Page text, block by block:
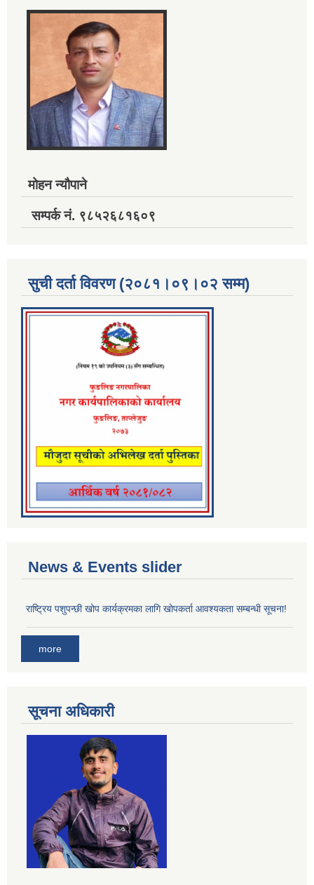
मोहन न्यौपाने
सम्पर्क नं. ९८५२६८१६०९
सुची दर्ता विवरण (२०८१।०९।०२ सम्म)
News & Events slider
राष्ट्रिय पशुपन्छी खोप कार्यक्रमका लागि खोपकर्ता आवश्यकता सम्बन्धी सूचना!
more
सूचना अधिकारी